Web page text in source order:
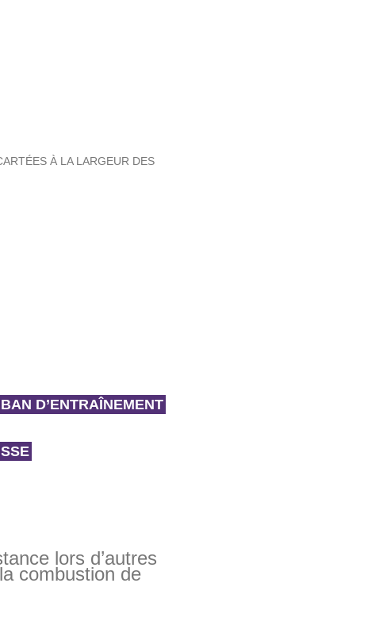
À LA LARGEUR DES
D’ENTRAÎNEMENT
lors d’autres
combustion de